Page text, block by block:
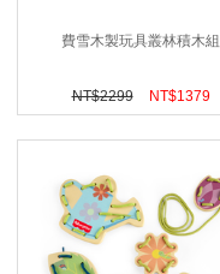
費雪木製玩具叢林積木組
NT$2299 NT$1379